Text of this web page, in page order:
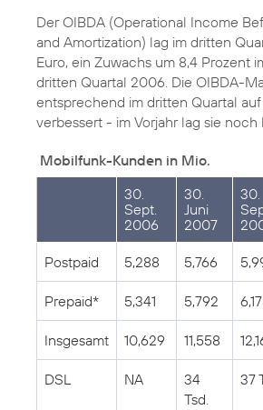
Der OIBDA (Operational Income
and Amortization) lag im dritten
Euro, ein Zuwachs um 8,4 Prozent
dritten Quartal 2006. Die OIBDA-
entsprechend im dritten Quartal auf
verbessert - im Vorjahr lag sie noch
Mobilfunk-Kunden in Mio.
30.
Sept.
2006
30.
Juni
2007
30.
Postpaid 5,288 5,766
Prepaid* 5,341 5,792
Insgesamt 10,629 11,558
DSL NA
34
Tsd.
37